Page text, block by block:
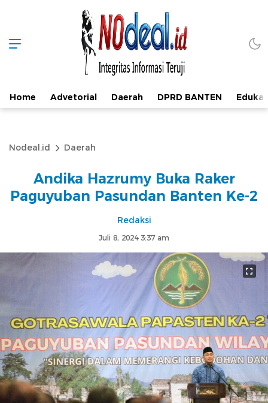
Home Advetorial Daerah DPRD BANTEN
Nodeal.id Daerah
Andika Hazrumy Buka Raker
Paguyuban Pasundan Banten Ke-2
Redaksi
Juli 8, 2024 3:37 am